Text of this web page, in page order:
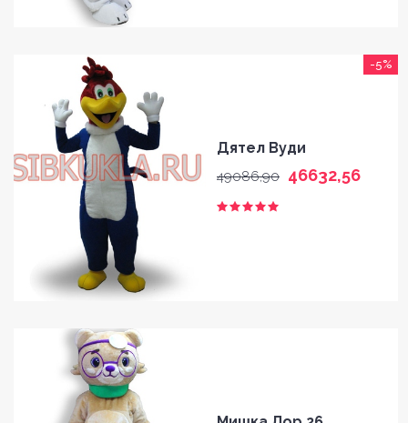
-5%
Дятел Вуди
49086,90 46632,56